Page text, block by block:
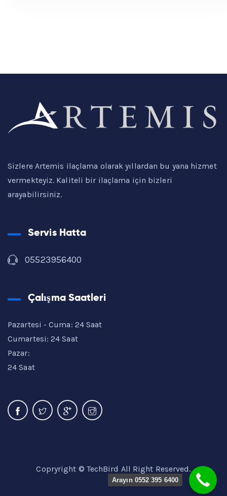
Sizlere Artemis ilaçlama olarak yıllardan bu yana hizmet
vermekteyiz. Kaliteli bir ilaçlama için bizleri
arayabilirsiniz.
Servis Hatta
05523956400
Çalışma Saatleri
Pazartesi - Cuma: 24 Saat
Cumartesi: 24 Saat
Pazar:
24 Saat
Copryright © TechBird All Right Reserved.
Arayın 0552 395 6400